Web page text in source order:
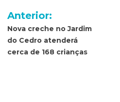
Navegação
de
Post
Anterior:
Nova creche no Jardim
do Cedro atenderá
cerca de 168 crianças